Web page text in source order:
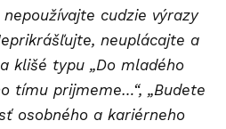
cudzie výrazy
neuplácajte a
klišé typu „Do mladého
tímu prijmeme…“, „Budete
osobného a kariérneho